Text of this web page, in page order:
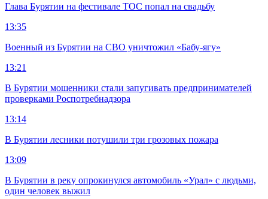
Глава Бурятии на фестивале ТОС попал на свадьбу
13:35
Военный из Бурятии на СВО уничтожил «Бабу-ягу»
13:21
В Бурятии мошенники стали запугивать предпринимателей
проверками Роспотребнадзора
13:14
В Бурятии лесники потушили три грозовых пожара
13:09
В Бурятии в реку опрокинулся автомобиль «Урал» с людьми,
один человек выжил